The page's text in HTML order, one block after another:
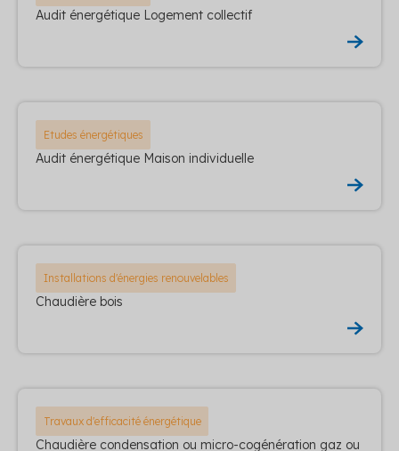
Audit énergétique Logement collectif
Etudes énergétiques
Audit énergétique Maison individuelle
Installations d'énergies renouvelables
Chaudière bois
Travaux d'efficacité énergétique
Chaudière condensation ou micro-cogénération gaz ou